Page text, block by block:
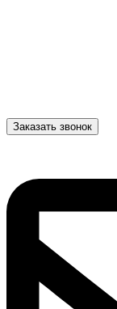
Заказать звонок